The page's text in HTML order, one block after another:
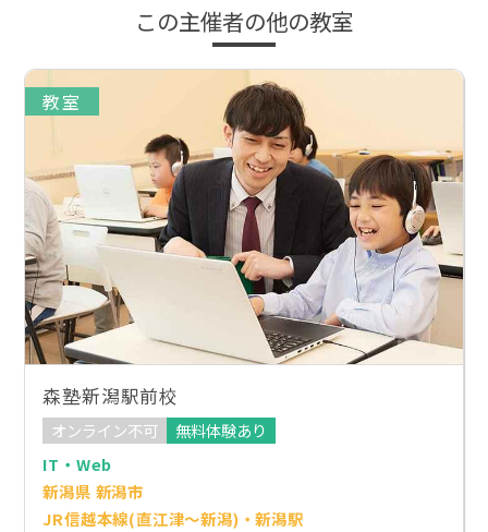
この主催者の他の教室
教室
森塾新潟駅前校
オンライン不可
無料体験あり
IT・Web
新潟県 新潟市
JR信越本線(直江津～新潟)・新潟駅